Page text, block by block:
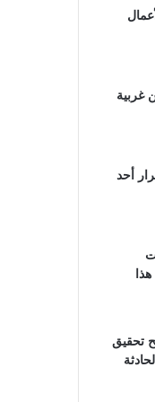
غربية
أحد
تحقيق